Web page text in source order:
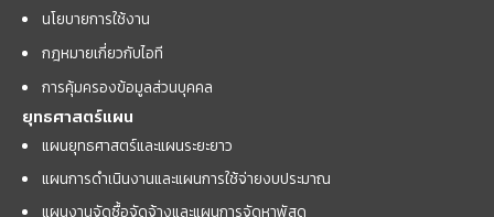
นโยบายการใช้งาน
กฎหมายเกี่ยวกับไอที
การคุ้มครองข้อมูลส่วนบุคคล
ยุทธศาสตร์แผน
แผนยุทธศาสตร์และแผนระยะยาว
แผนการดำเนินงานและแผนการใช้จ่ายงบประมาณ
แผนงานจัดซื้อจัดจ้างและแผนการจัดหาพัสดุ